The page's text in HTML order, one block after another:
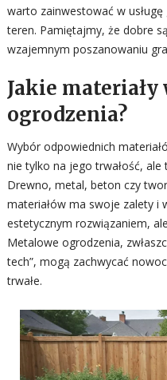
warto zainwestować w
teren. Pamiętajmy, że dobre
wzajemnym poszanowaniu
Jakie
ogrodzenia?
Wybór odpowiednich
nie tylko na jego trwałość, ale
Drewno, metal, beton czy
materiałów ma swoje zalety i
estetycznym rozwiązaniem,
Metalowe ogrodzenia,
tech”, mogą zachwycać
trwałe.